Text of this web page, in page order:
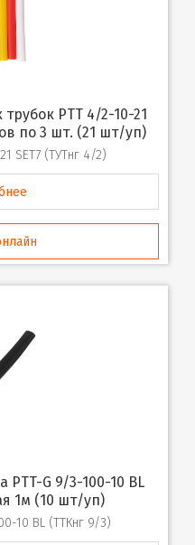
по 3 шт. (21 шт/уп)
SET7 (ТУТнг 4/2)
1м (10 шт/уп)
10 BL (ТТКнг 9/3)